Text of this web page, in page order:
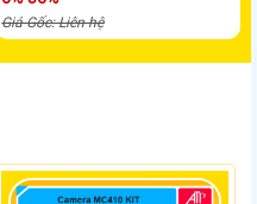
Giá Gốc: Liên hệ